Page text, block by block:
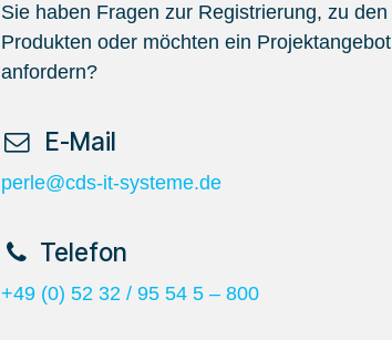
Sie haben Fragen zur Registrierung, zu den
Produkten oder möchten ein Projektangebot
anfordern?
​ E-Mail
perle@cds-it-systeme.de
​Telefon
+49 (0) 52 32 / 95 54 5 – 800